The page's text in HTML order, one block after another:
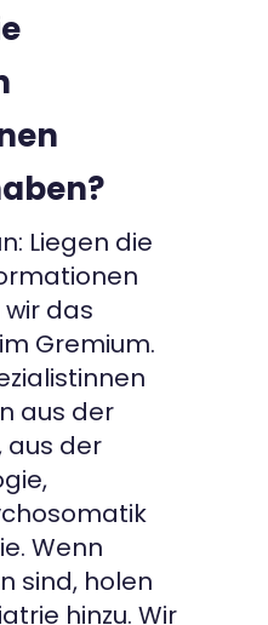
Liegen die
das
Gremium.
aus der
aus der
Wenn
sind, holen
hinzu. Wir